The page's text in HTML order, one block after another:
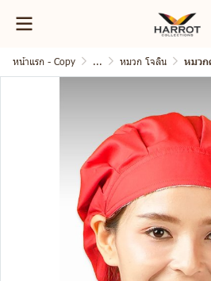
หน้าแรก - Copy ... หมวก โจลิน หมวก